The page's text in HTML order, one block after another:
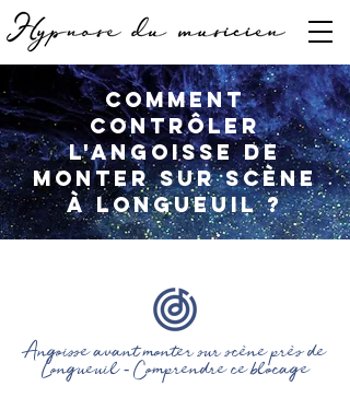
Comment
contrôler
l'angoisse de
monter sur scène
à Longueuil ?
Angoisse avant monter sur scène près de
Longueuil - Comprendre ce blocage